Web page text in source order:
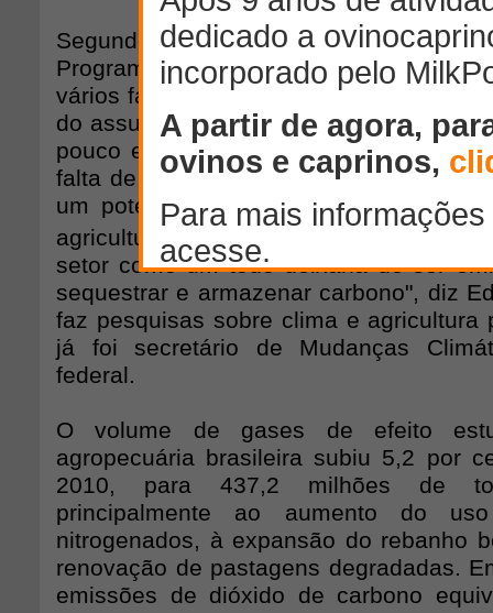
Segundo especialistas, o fraco
Programa ABC (Agricultura de Baixo
vários fatores, com destaque para a
do assunto por parte de produtores e
pouco eficaz feita pelo operador do
falta de infraestrutura de apoio, como
um potencial enorme para reduzir
agricultura. Se as práticas indicadas
setor como um todo deixaria de ser
sequestrar e armazenar carbono", diz
faz pesquisas sobre clima e agricultura
já foi secretário de Mudanças
federal.
O volume de gases de efeito
agropecuária brasileira subiu 5,2 por
2010, para 437,2 milhões de
principalmente ao aumento do
nitrogenados, à expansão do rebanho
renovação de pastagens degradadas.
emissões de dióxido de carbono